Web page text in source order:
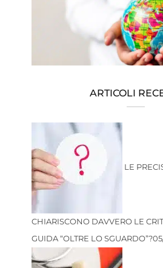
ARTICOLI
LE
CHIARISCONO DAVVERO LE
GUIDA “OLTRE LO SGUARDO”?